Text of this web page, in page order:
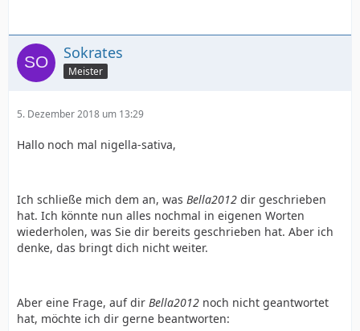
Geschlechtsverkehrs stören.
Sokrates
Meister
5. Dezember 2018 um 13:29
Hallo noch mal nigella-sativa,
Ich schließe mich dem an, was Bella2012 dir geschrieben
hat. Ich könnte nun alles nochmal in eigenen Worten
wiederholen, was Sie dir bereits geschrieben hat. Aber ich
denke, das bringt dich nicht weiter.
Aber eine Frage, auf dir Bella2012 noch nicht geantwortet
hat, möchte ich dir gerne beantworten: